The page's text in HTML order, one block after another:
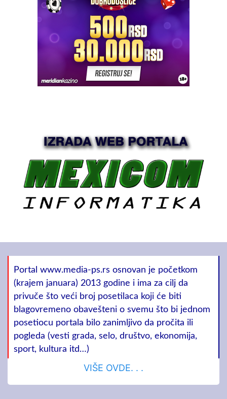
Portal www.media-ps.rs osnovan je početkom
(krajem januara) 2013 godine i ima za cilj da
privuče što veći broj posetilaca koji će biti
blagovremeno obavešteni o svemu što bi jednom
posetiocu portala bilo zanimljivo da pročita ili
pogleda (vesti grada, selo, društvo, ekonomija,
sport, kultura itd…)
VIŠE OVDE. . .